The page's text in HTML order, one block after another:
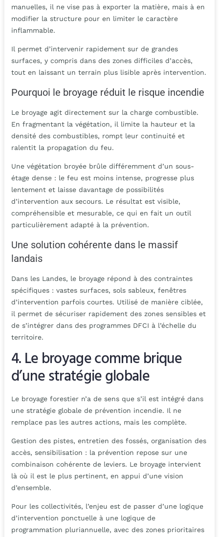
manuelles, il ne vise pas à exporter la matière, mais à en
modifier la structure pour en limiter le caractère
inflammable.
Il permet d’intervenir rapidement sur de grandes
surfaces, y compris dans des zones difficiles d’accès,
tout en laissant un terrain plus lisible après intervention.
Pourquoi le broyage réduit le risque incendie
Le broyage agit directement sur la charge combustible.
En fragmentant la végétation, il limite la hauteur et la
densité des combustibles, rompt leur continuité et
ralentit la propagation du feu.
Une végétation broyée brûle différemment d’un sous-
étage dense : le feu est moins intense, progresse plus
lentement et laisse davantage de possibilités
d’intervention aux secours. Le résultat est visible,
compréhensible et mesurable, ce qui en fait un outil
particulièrement adapté à la prévention.
Une solution cohérente dans le massif
landais
Dans les Landes, le broyage répond à des contraintes
spécifiques : vastes surfaces, sols sableux, fenêtres
d’intervention parfois courtes. Utilisé de manière ciblée,
il permet de sécuriser rapidement des zones sensibles et
de s’intégrer dans des programmes DFCI à l’échelle du
territoire.
4. Le broyage comme brique
d’une stratégie globale
Le broyage forestier n’a de sens que s’il est intégré dans
une stratégie globale de prévention incendie. Il ne
remplace pas les autres actions, mais les complète.
Gestion des pistes, entretien des fossés, organisation des
accès, sensibilisation : la prévention repose sur une
combinaison cohérente de leviers. Le broyage intervient
là où il est le plus pertinent, en appui d’une vision
d’ensemble.
Pour les collectivités, l’enjeu est de passer d’une logique
d’intervention ponctuelle à une logique de
programmation pluriannuelle, avec des zones prioritaires